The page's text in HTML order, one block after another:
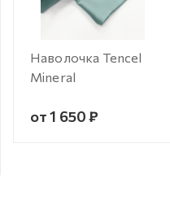
Наволочка Tencel
Mineral
от 1 650 ₽